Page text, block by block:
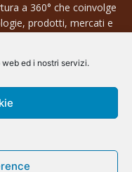
ed i nostri servizi.
a 360° che coinvolge
prodotti, mercati e